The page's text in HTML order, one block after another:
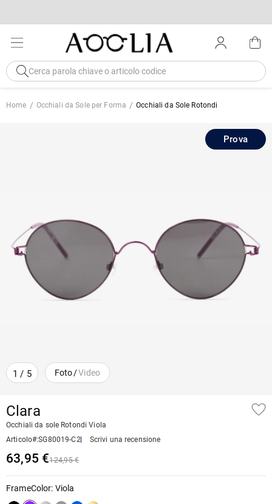
Home Occhiali da Sole per Forma Occhiali da Sole Rotondi
1 / 5 Foto/Video
Prova
Clara
Occhiali da sole Rotondi Viola
Articolo#:SG80019-C2 Scrivi una recensione
63,95 €124,95 €
FrameColor: Viola